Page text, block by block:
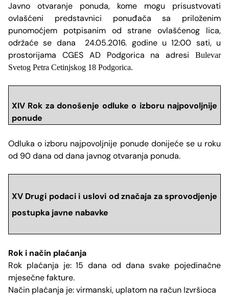
Javno otvaranje ponuda, kome mogu prisustvovati
ovlašćeni predstavnici ponuđača sa priloženim
punomoćjem potpisanim od strane ovlašćenog lica,
održaće se dana 24.05.2016. godine u 12:00 sati, u
prostorijama CGES AD Podgorica na adresi
Bulevar
Svetog Petra Cetinjskog 18 Podgorica.
XIV Rok za donošenje odluke o izboru najpovoljnije
ponude
Odluka o izboru najpovoljnije ponude donijeće se u roku
od 90 dana od dana javnog otvaranja ponuda.
XV Drugi podaci i uslovi od značaja za sprovodjenje
postupka javne nabavke
Rok i način plaćanja
Rok plaćanja je: 15 dana od dana svake pojedinačne
mjesečne fakture.
Način plaćanja je: virmanski, uplatom na račun Izvršioca